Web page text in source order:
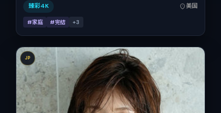
钟。
臻彩4K 美国
#家庭 #完结 +3
JP